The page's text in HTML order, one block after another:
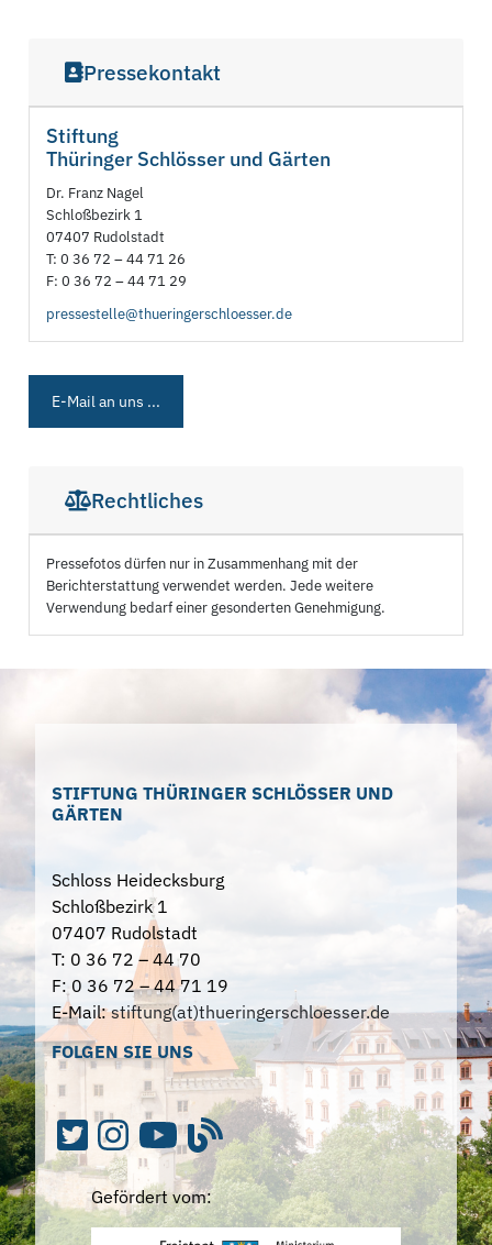
Pressekontakt
Stiftung
Thüringer Schlösser und Gärten
Dr. Franz Nagel
Schloßbezirk 1
07407 Rudolstadt
T: 0 36 72 – 44 71 26
F: 0 36 72 – 44 71 29
pressestelle@thueringerschloesser.de
E-Mail an uns ...
Rechtliches
Pressefotos dürfen nur in Zusammenhang mit der
Berichterstattung verwendet werden. Jede weitere
Verwendung bedarf einer gesonderten Genehmigung.
STIFTUNG THÜRINGER SCHLÖSSER UND
GÄRTEN
Schloss Heidecksburg
Schloßbezirk 1
07407 Rudolstadt
T: 0 36 72 – 44 70
F: 0 36 72 – 44 71 19
E-Mail:stiftung(at)thueringerschloesser.de
FOLGEN SIE UNS
Gefördert vom: